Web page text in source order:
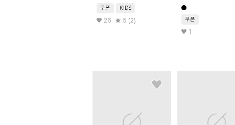
쿠폰 KIDS
26 5 (2) 쿠폰
1